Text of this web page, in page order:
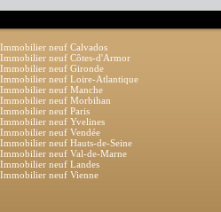
Immobilier neuf Calvados
Immobilier neuf Côtes-d'Armor
Immobilier neuf Gironde
Immobilier neuf Loire-Atlantique
Immobilier neuf Manche
Immobilier neuf Morbihan
Immobilier neuf Paris
Immobilier neuf Yvelines
Immobilier neuf Vendée
Immobilier neuf Hauts-de-Seine
Immobilier neuf Val-de-Marne
Immobilier neuf Landes
Immobilier neuf Vienne